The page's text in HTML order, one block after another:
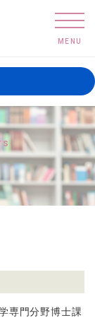
専門分野博士課
MENU